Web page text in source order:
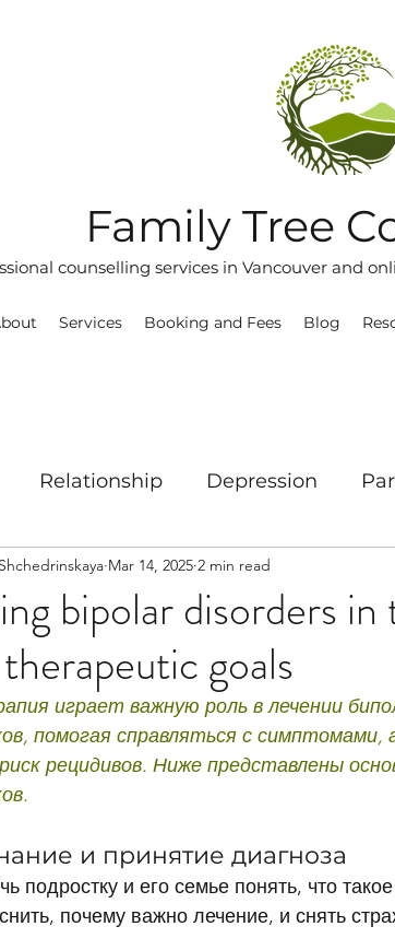
Family Tree
counselling services in Vancouver and
Services Booking and Fees Blog
Relationship Depression
Therapy Children Anxiety
ICBC Teenagers
bipolar disorders in
goals
Mar 14, 2025 2 min read
играет важную роль в лечении
помогая справляться с симптомами,
рецидивов. Ниже представлены
и принятие диагноза
подростку и его семье понять, что
почему важно лечение, и снять